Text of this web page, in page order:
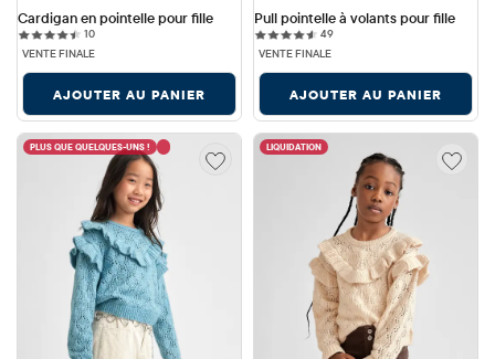
Cardigan en pointelle pour fille
1010 reviews
VENTE FINALE
AJOUTER AU PANIER
Pull pointelle à volants pour fille
4949 reviews
VENTE FINALE
AJOUTER AU PANIER
PLUS QUE QUELQUES-UNS ! LIQUIDATION